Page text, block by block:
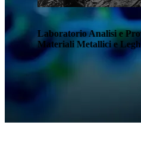
Laboratorio Analisi e
Materiali Metallici e